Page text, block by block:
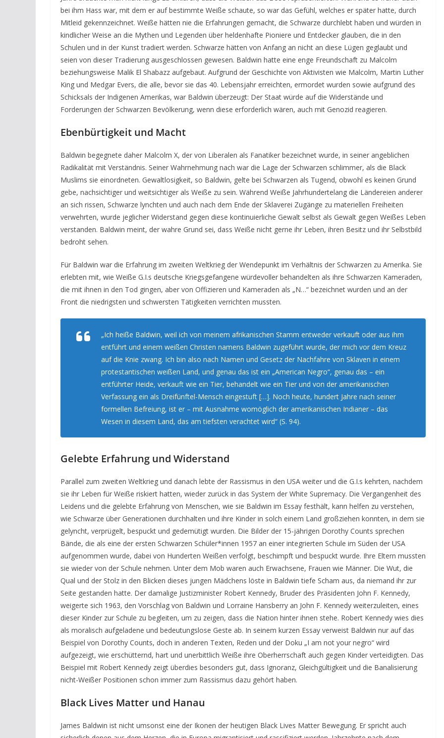
bei ihm Hass war, mit dem er auf bestimmte Weiße schaute, so war das Gefühl, welches er später hatte, durch
Mitleid gekennzeichnet. Weiße hätten nie die Erfahrungen gemacht, die Schwarze durchlebt haben und würden in
kindlicher Weise an die Mythen und Legenden über heldenhafte Pioniere und Entdecker glauben, die in den
Schulen und in der Kunst tradiert werden. Schwarze hätten von Anfang an nicht an diese Lügen geglaubt und
seien von dieser Tradierung ausgeschlossen gewesen. Baldwin hatte eine enge Freundschaft zu Malcolm
beziehungsweise Malik El Shabazz aufgebaut. Aufgrund der Geschichte von Aktivisten wie Malcolm, Martin Luther
King und Medgar Evers, die alle, bevor sie das 40. Lebensjahr erreichten, ermordet wurden sowie aufgrund des
Schicksals der Indigenen Amerikas, war Baldwin überzeugt: Der Staat würde auf die Widerstände und
Forderungen der Schwarzen Bevölkerung, wenn diese erforderlich wären, auch mit Genozid reagieren.
Ebenbürtigkeit und Macht
Baldwin begegnete daher Malcolm X, der von Liberalen als Fanatiker bezeichnet wurde, in seiner angeblichen
Radikalität mit Verständnis. Seiner Wahrnehmung nach war die Lage der Schwarzen schlimmer, als die Black
Muslims sie einordneten. Gewaltlosigkeit, so Baldwin, gelte bei Schwarzen als Tugend, obwohl es keinen Grund
gebe, nachsichtiger und weitsichtiger als Weiße zu sein. Während Weiße Jahrhundertelang die Ländereien anderer
an sich rissen, Schwarze lynchten und auch nach dem Ende der Sklaverei Zugänge zu materiellen Freiheiten
verwehrten, wurde jeglicher Widerstand gegen diese kontinuierliche Gewalt selbst als Gewalt gegen Weißes Leben
verstanden. Baldwin meint, der wahre Grund sei, dass Weiße nicht gerne ihr Leben, ihren Besitz und ihr Selbstbild
bedroht sehen.
Für Baldwin war die Erfahrung im zweiten Weltkrieg der Wendepunkt im Verhältnis der Schwarzen zu Amerika. Sie
erlebten mit, wie Weiße G.I.s deutsche Kriegsgefangene würdevoller behandelten als ihre Schwarzen Kameraden,
die mit ihnen in den Tod gingen, aber von Offizieren und Kameraden als „N…“ bezeichnet wurden und an der
Front die niedrigsten und schwersten Tätigkeiten verrichten mussten.
„Ich heiße Baldwin, weil ich von meinem afrikanischen Stamm entweder verkauft oder aus ihm
entführt und einem weißen Christen namens Baldwin zugeführt wurde, der mich vor dem Kreuz
auf die Knie zwang. Ich bin also nach Namen und Gesetz der Nachfahre von Sklaven in einem
protestantischen weißen Land, und genau das ist ein „American Negro“, genau das – ein
entführter Heide, verkauft wie ein Tier, behandelt wie ein Tier und von der amerikanischen
Verfassung ein als Dreifünftel-Mensch eingestuft […]. Noch heute, hundert Jahre nach seiner
formellen Befreiung, ist er – mit Ausnahme womöglich der amerikanischen Indianer – das
Wesen in diesem Land, das am tiefsten verachtet wird“ (S. 94).
Gelebte Erfahrung und Widerstand
Parallel zum zweiten Weltkrieg und danach lebte der Rassismus in den USA weiter und die G.I.s kehrten, nachdem
sie ihr Leben für Weiße riskiert hatten, wieder zurück in das System der White Supremacy. Die Vergangenheit des
Leidens und die gelebte Erfahrung von Menschen, wie sie Baldwin im Essay festhält, kann helfen zu verstehen,
wie Schwarze über Generationen durchhalten und ihre Kinder in solch einem Land großziehen konnten, in dem sie
gelyncht, verprügelt, bespuckt und gedemütigt wurden. Die Bilder der 15-jährigen Dorothy Counts sprechen
Bände, die als eine der ersten Schwarzen Schüler*innen 1957 an einer integrierten Schule im Süden der USA
aufgenommen wurde, dabei von Hunderten Weißen verfolgt, beschimpft und bespuckt wurde. Ihre Eltern mussten
sie wieder von der Schule nehmen. Unter dem Mob waren auch Erwachsene, Frauen wie Männer. Die Wut, die
Qual und der Stolz in den Blicken dieses jungen Mädchens löste in Baldwin tiefe Scham aus, da niemand ihr zur
Seite gestanden hatte. Der damalige Justizminister Robert Kennedy, Bruder des Präsidenten John F. Kennedy,
weigerte sich 1963, den Vorschlag von Baldwin und Lorraine Hansberry an John F. Kennedy weiterzuleiten, eines
dieser Kinder zur Schule zu begleiten, um zu zeigen, dass die Nation hinter ihnen stehe. Robert Kennedy wies dies
als moralisch aufgeladene und bedeutungslose Geste ab. In seinem kurzen Essay verweist Baldwin nur auf das
Beispiel von Dorothy Counts, doch in anderen Texten, Reden und der Doku „I am not your negro“ wird
aufgezeigt, wie erschütternd, hart und unerbittlich Weiße ihre Oberherrschaft auch gegen Kinder verteidigten. Das
Beispiel mit Robert Kennedy zeigt überdies besonders gut, dass Ignoranz, Gleichgültigkeit und die Banalisierung
nicht-Weißer Positionen schon immer zum Rassismus dazu gehört haben.
Black Lives Matter und Hanau
James Baldwin ist nicht umsonst eine der Ikonen der heutigen Black Lives Matter Bewegung. Er spricht auch